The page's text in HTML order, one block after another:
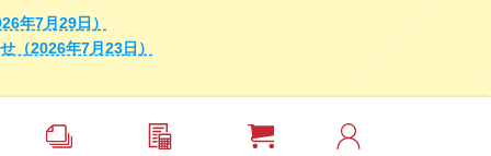
年7月29日）
（2026年7月23日）